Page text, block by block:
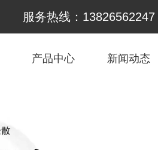
产品中心 新闻动态